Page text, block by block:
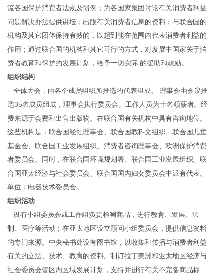
流各国保护消费者法规及惯例；为各国家集团讨论有关消费者利益
问题解决办法提供讲坛；出版有关消费者信息的资料；与联合国的
机构及其它团体保持有效的，以起到能在范围内代表消费者利益的
作用；通过联合国的机构和其它可行的方式，对发展中国家关于消
费者教育和保护的发展计划，给予一切实际 的援助和鼓励。
组织结构
全体大会，由各个成员组织所推选的代表组成。 理事会由会议推
选35名成员组成，理事会执行委员会。工作人员为十名领薪者。经
费来源于会费和出售出版物。在联合国有关机构中具有咨询地位。
这些机构是：联合国经社理事会、联合国教科文组织、联合国儿童
基金会、联合国工业发展组织、消费者咨询理事会、欧洲保护消费
者委员会。同时，在联合国环境规划署、联合国工业发展组织、联
合国亚太经济与社会委员会、联合国国内妇女委员会中派有代表。
单位：电器技术委员会。
组织活动
设有小组委员会或工作组负责检测商品，进行教育、发展、法
制、医疗等活动；在亚太地区设立顾问小组委员会，提供信息资料
的专门来源。中央秘书处设有图书馆，以收集和传播与消费者利益
有关的立法、技术、教育的资料。制订拉丁美洲和亚太地区经济与
社会委员会管区内区域发展计划，支持并进行有关不完备商品标